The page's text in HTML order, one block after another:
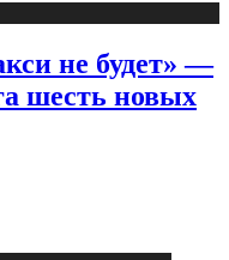
не будет» —
шесть новых